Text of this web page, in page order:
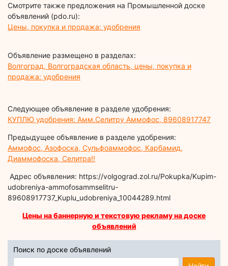
Смотрите также предложения на Промышленной доске
объявлений (pdo.ru):
Цены, покупка и продажа: удобрения
Объявление размещено в разделах:
Волгоград, Волгоградская область, цены, покупка и
продажа: удобрения
Следующее объявление в разделе удобрения:
КУПЛЮ удобрения: Амм.Селитру Аммофос, 89608917747
Предыдущее объявление в разделе удобрения:
Аммофос, Азофоска, Сульфоаммофос, Карбамид,
Диаммофоска, Селитра!!
Адрес объявления: https://volgograd.zol.ru/Pokupka/Kupim-
udobreniya-ammofosammselitru-
89608917737_Kuplu_udobreniya_10044289.html
Цены на баннерную и текстовую рекламу на доске
объявлений
Поиск по доске объявлений